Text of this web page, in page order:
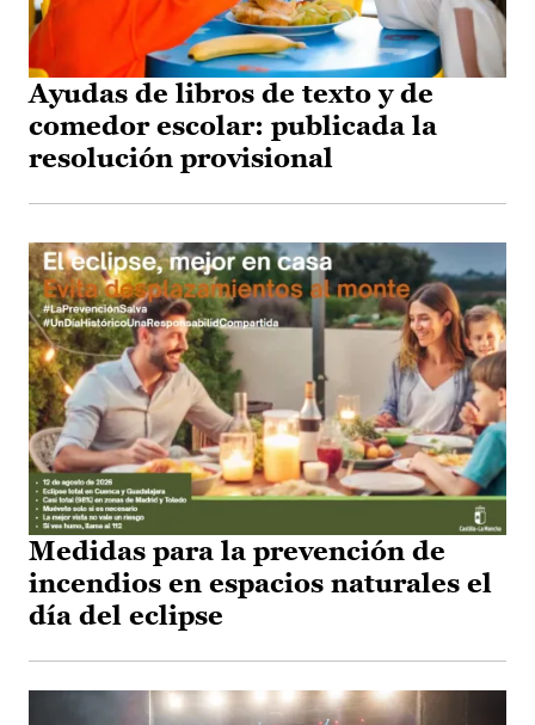
Ayudas de libros de texto y de
comedor escolar: publicada la
resolución provisional
Medidas para la prevención de
incendios en espacios naturales el
día del eclipse